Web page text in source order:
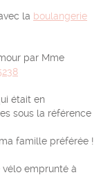
la boulangerie
par Mme
était en
sous la référence
famille préférée !
vélo emprunté à